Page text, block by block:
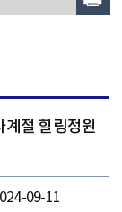
절 힐링정원
09-11